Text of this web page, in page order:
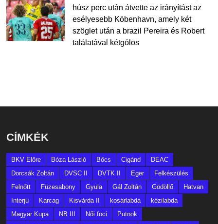
húsz perc után átvette az irányítást az
esélyesebb Köbenhavn, amely két
szöglet után a brazil Pereira és Robert
találatával kétgólos
CÍMKÉK
BKV Előre Bóza László Bőcs Cigánd
DEAC
Dorcsák Zoltán
DVSC II DVTK II Eger
Felkészülés
Felnőtt
Füzesabony Gyula Gál Zoltán Gödöllő
Hatvan
Interjú
Karcag Kisvárda II kosárlabda
kézilabda
Magyar Kupa
NB III Női foci
Putnok